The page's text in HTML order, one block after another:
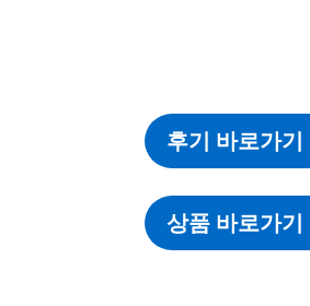
후기 바로가기
상품 바로가기